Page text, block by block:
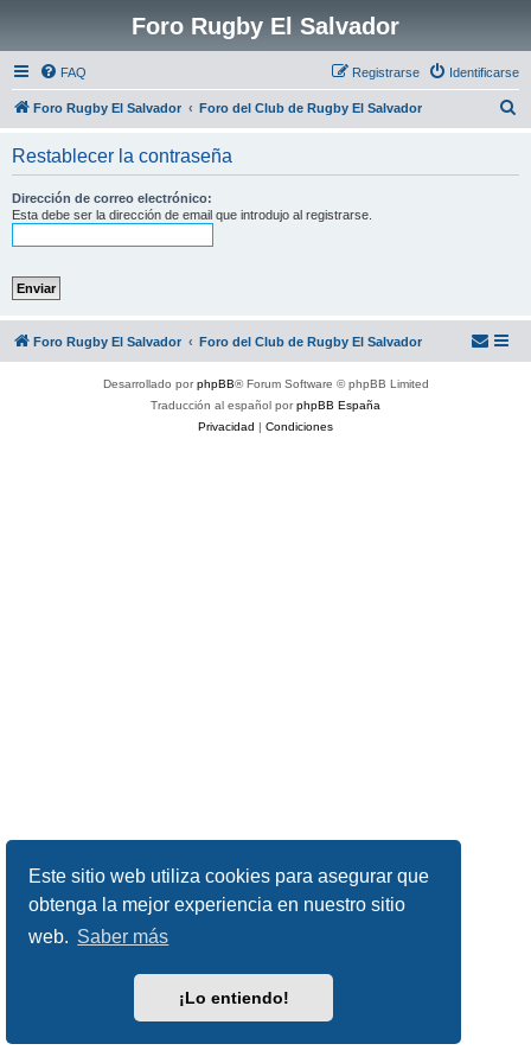
Este sitio web utiliza cookies para asegurar que
obtenga la mejor experiencia en nuestro sitio
web. Saber más
¡Lo entiendo!
Foro Rugby El Salvador
FAQ Identificarse
Registrarse
Foro Rugby El Salvador Foro del Club de Rugby El Salvador
Restablecer la contraseña
Dirección de correo electrónico:
Esta debe ser la dirección de email que introdujo al registrarse.
Foro Rugby El Salvador Foro del Club de Rugby El Salvador
Desarrollado porphpBB® Forum Software © phpBB Limited
Traducción al español porphpBB España
Privacidad | Condiciones